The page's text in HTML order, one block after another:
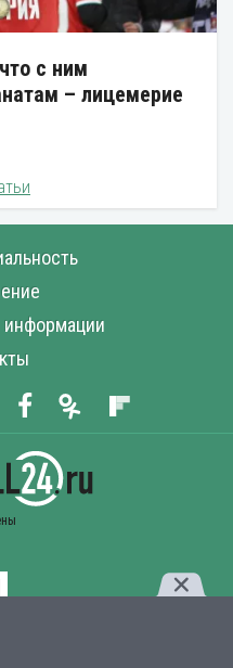
с ним
– лицемерие
информации